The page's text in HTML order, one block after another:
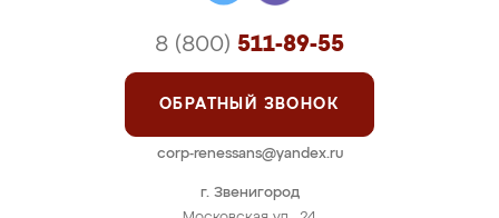
г. Звенигород
8 (800) 511-89-55
ОБРАТНЫЙ ЗВОНОК
corp-renessans@yandex.ru